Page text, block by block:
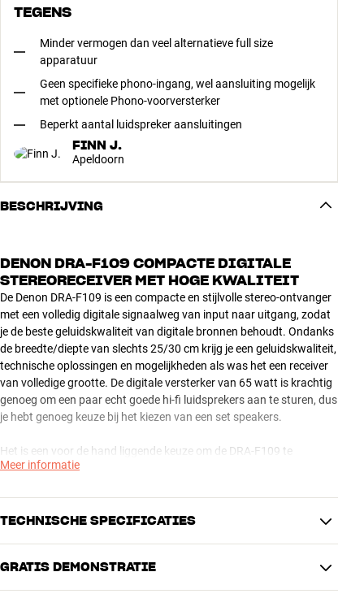
TEGENS
Minder vermogen dan veel alternatieve full size
apparatuur
Geen specifieke phono-ingang, wel aansluiting mogelijk
met optionele Phono-voorversterker
Beperkt aantal luidspreker aansluitingen
FINN J.
Apeldoorn
BESCHRIJVING
DENON DRA-F109 COMPACTE DIGITALE
STEREORECEIVER MET HOGE KWALITEIT
De Denon DRA-F109 is een compacte en stijlvolle stereo-ontvanger
met een volledig digitale signaalweg van input naar uitgang, zodat
je de beste geluidskwaliteit van digitale bronnen behoudt. Ondanks
de breedte/diepte van slechts 25/30 cm krijg je een geluidskwaliteit,
technische oplossingen en mogelijkheden als was het een receiver
van volledige grootte. De digitale versterker van 65 watt is krachtig
genoeg om een ​​paar echt goede hi-fi luidsprekers aan te sturen, dus
je hebt genoeg keuze bij het kiezen van een set speakers.
Het is een voor de hand liggende keuze om de DRA-F109 te
combineren met haar twee zuster-producten, de CD-speler DCD-
met de gebruikelijke all-in-one systemen die op de markt zijn, geeft
dit systeem van losse componenten een veelheid aan functies en
Opmerking: de DRA-F109 heeft een ingebouwde optimalisatie
Meer informatie
TECHNISCHE SPECIFICATIES
GRATIS DEMONSTRATIE